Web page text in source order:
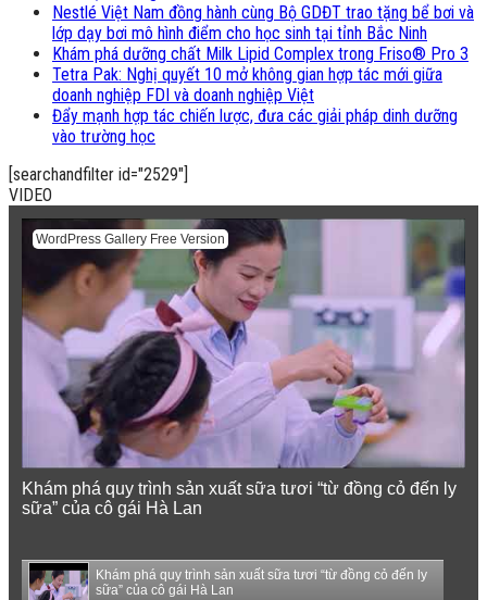
Nestlé Việt Nam đồng hành cùng Bộ GDĐT trao tặng bể bơi và
lớp dạy bơi mô hình điểm cho học sinh tại tỉnh Bắc Ninh
Khám phá dưỡng chất Milk Lipid Complex trong Friso® Pro 3
Tetra Pak: Nghị quyết 10 mở không gian hợp tác mới giữa
doanh nghiệp FDI và doanh nghiệp Việt
Đẩy mạnh hợp tác chiến lược, đưa các giải pháp dinh dưỡng
vào trường học
[searchandfilter id="2529"]
VIDEO
WordPress Gallery Free Version
Khám phá quy trình sản xuất sữa tươi “từ đồng cỏ đến ly
sữa” của cô gái Hà Lan
Khám phá quy trình sản xuất sữa tươi “từ đồng cỏ đến ly
sữa” của cô gái Hà Lan